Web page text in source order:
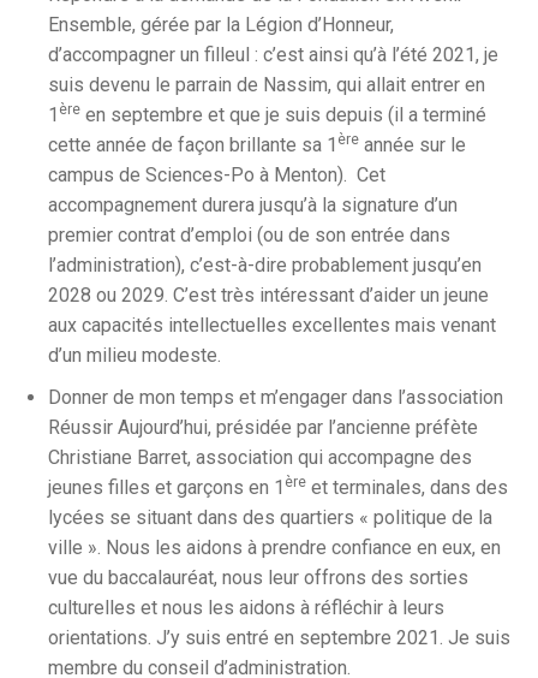
Ensemble, gérée par la Légion d’Honneur,
d’accompagner un filleul : c’est ainsi qu’à l’été 2021, je
suis devenu le parrain de Nassim, qui allait entrer en
1 ère en septembre et que je suis depuis (il a terminé
cette année de façon brillante sa 1 ère année sur le
campus de Sciences-Po à Menton). Cet
accompagnement durera jusqu’à la signature d’un
premier contrat d’emploi (ou de son entrée dans
l’administration), c’est-à-dire probablement jusqu’en
2028 ou 2029. C’est très intéressant d’aider un jeune
aux capacités intellectuelles excellentes mais venant
d’un milieu modeste.
Donner de mon temps et m’engager dans l’association
Réussir Aujourd’hui, présidée par l’ancienne préfète
Christiane Barret, association qui accompagne des
jeunes filles et garçons en 1 ère et terminales, dans des
lycées se situant dans des quartiers « politique de la
ville ». Nous les aidons à prendre confiance en eux, en
vue du baccalauréat, nous leur offrons des sorties
culturelles et nous les aidons à réfléchir à leurs
orientations. J’y suis entré en septembre 2021. Je suis
membre du conseil d’administration.